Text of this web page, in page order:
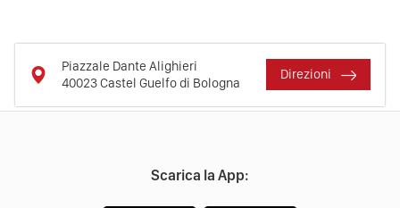
Piazzale Dante Alighieri
40023Castel Guelfo di Bologna
Direzioni
Scarica la App: